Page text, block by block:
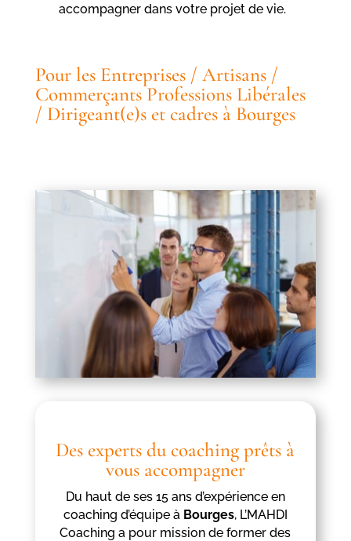
accompagner dans votre projet de vie.
Pour les Entreprises / Artisans /
Commerçants Professions Libérales
/ Dirigeant(e)s et cadres à Bourges
Des experts du coaching prêts à
vous accompagner
Du haut de ses 15 ans d’expérience en
coaching d’équipe à Bourges, L’MAHDI
Coaching a pour mission de former des